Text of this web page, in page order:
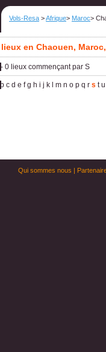
Vols-Resa >Afrique> Maroc>
lieux en Chaouen,
- 0 lieux commençant par S
b c d e fg h i j k m n o p q r s tu
Qui sommes nous |